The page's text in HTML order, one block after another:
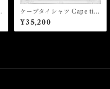
ケープタイシャツ Cape tie
shirt
¥35,200